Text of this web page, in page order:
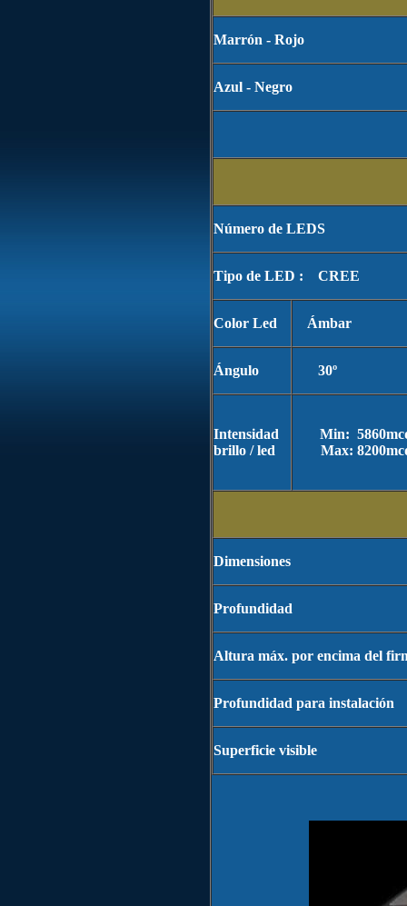
Marrón - Rojo
Azul - Negro
Número de LEDS
Tipo de LED : CREE
Color Led Ámbar
Ángulo 30º
Intensidad
brillo / led
Min:
Max:
Dimensiones
Profundidad
Altura máx. por encima del
Profundidad para instalación
Superficie visible